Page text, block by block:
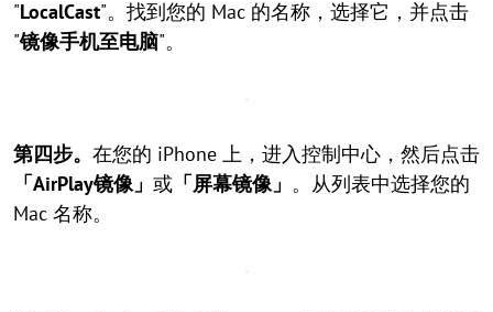
"LocalCast"。找到您的 Mac 的名称，选择它，并点击
"镜像手机至电脑"。
第四步。 在您的 iPhone 上，进入控制中心，然后点击
「AirPlay镜像」 或 「屏幕镜像」 。从列表中选择您的
Mac 名称。